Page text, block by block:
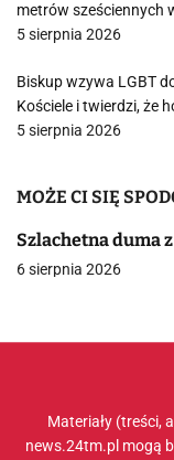
metrów sześciennych
5 sierpnia 2026
Biskup wzywa LGBT
Kościele i twierdzi, że
5 sierpnia 2026
MOŻE CI SIĘ
Szlachetna duma
6 sierpnia 2026
Materiały (treści,
news.24tm.pl mogą